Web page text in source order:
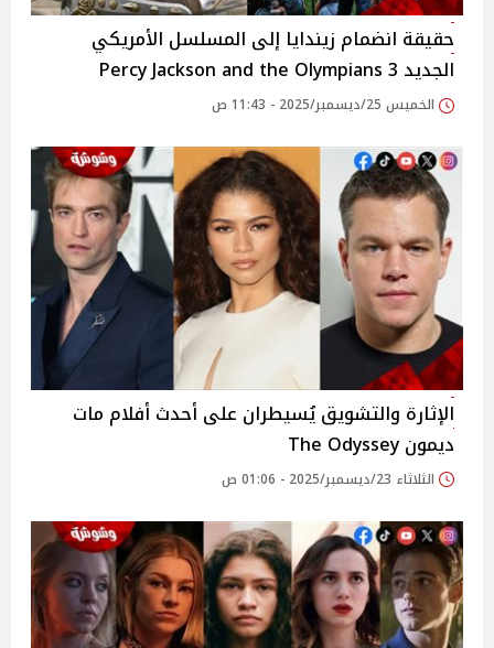
حقيقة انضمام زيندايا إلى المسلسل الأمريكي
الجديد 3 Percy Jackson and the Olympians
الخميس 25/ديسمبر/2025 - 11:43 ص
الإثارة والتشويق يُسيطران على أحدث أفلام مات
ديمون The Odyssey
الثلاثاء 23/ديسمبر/2025 - 01:06 ص